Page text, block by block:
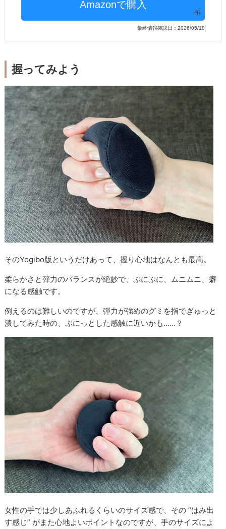
PR
最終情報確認日：2026/05/18
握ってみよう
そのYogibo版というだけあって、握り心地はなんとも最高。
柔らかさと弾力のバランスが絶妙で、ぷにぷに、ムニムニ、癖
になる感触です。
例えるのは難しいのですが、弾力が強めのグミを指でぎゅっと
潰してみた時の、ぷにっとした感触に近いかも……？
女性の手では少しあふれるくらいのサイズ感で、その “はみ出
す感じ” がまた心地よいポイントなのですが、手のサイズによ